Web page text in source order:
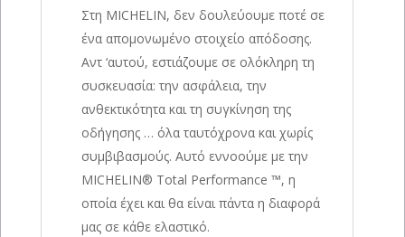
Στη MICHELIN, δεν δουλεύουμε ποτέ σε
ένα απομονωμένο στοιχείο απόδοσης.
Αντ ‘αυτού, εστιάζουμε σε ολόκληρη τη
συσκευασία: την ασφάλεια, την
ανθεκτικότητα και τη συγκίνηση της
οδήγησης … όλα ταυτόχρονα και χωρίς
συμβιβασμούς. Αυτό εννοούμε με την
MICHELIN® Total Performance ™, η
οποία έχει και θα είναι πάντα η διαφορά
μας σε κάθε ελαστικό.